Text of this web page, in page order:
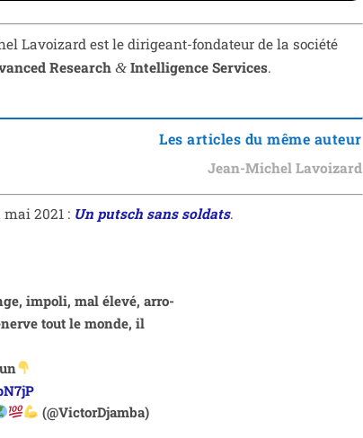
Lavoizard est le diri­geant-fon­da­teur de la socié­té
Research& Intelligence Services.
Les articles du même auteur
Jean-Michel Lavoizard
2021 : Un putsch sans sol­dats.
impo­li, mal éle­vé, arro­
tout le monde, il
(@VictorDjamba)